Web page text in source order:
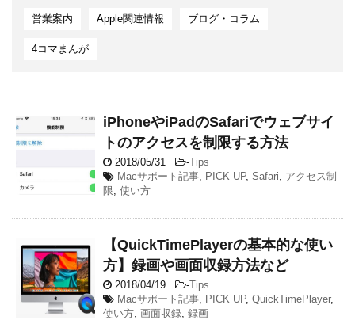
営業案内 Apple関連情報 ブログ・コラム
4コマまんが
iPhoneやiPadのSafariでウェブサイ
トのアクセスを制限する方法
2018/05/31 -Tips
Macサポート記事, PICK UP, Safari, アクセス制
限, 使い方
【QuickTimePlayerの基本的な使い
方】録画や画面収録方法など
2018/04/19 -Tips
Macサポート記事, PICK UP, QuickTimePlayer,
使い方, 画面収録, 録画